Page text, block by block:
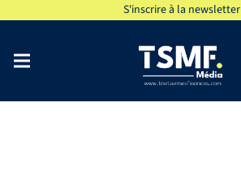
S'inscrire à la newsletter